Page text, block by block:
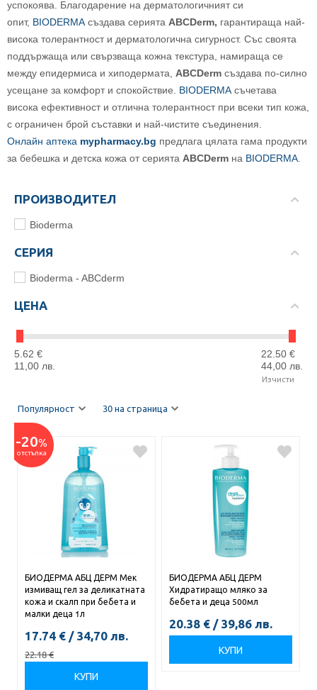
успокоява. Благодарение на дерматологичният си
опит, BIODERMA създава серията ABCDerm, гарантираща най-
висока толерантност и дерматологична сигурност. Със своята
поддържаща или свързваща кожна текстура, намираща се
между епидермиса и хиподермата, ABCDerm създава по-силно
усещане за комфорт и спокойствие. BIODERMA съчетава
висока ефективност и отлична толерантност при всеки тип кожа,
с ограничен брой съставки и най-чистите съединения.
Онлайн аптека myphаrmаcy.bg предлага цялата гама продукти
за бебешка и детска кожа от серията ABCDerm на BIODERMA
ПРОИЗВОДИТЕЛ
Bioderma
СЕРИЯ
Bioderma - ABCderm
ЦЕНА
5.62 €
11,00 лв.
22.50 €
44,00 лв.
Изчисти
Популярност 30 на страница
-20%
отстъпка
БИОДЕРМА АБЦ ДЕРМ Мек
измиващ гел за деликатната
кожа и скалп при бебета и
малки деца 1л
17.74 € / 34,70 лв.
22.18€
КУПИ
БИОДЕРМА АБЦ ДЕРМ
Хидратиращо мляко за
бебета и деца 500мл
20.38 € / 39,86 лв.
КУПИ